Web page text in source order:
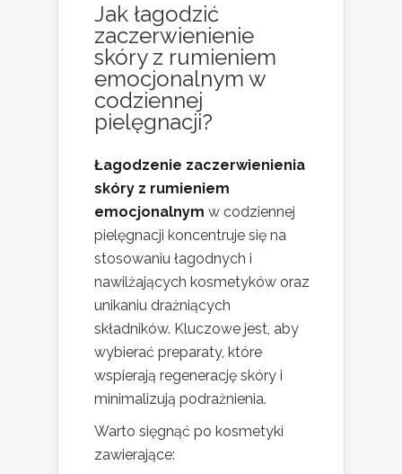
Jak łagodzić
zaczerwienienie
skóry z rumieniem
emocjonalnym w
codziennej
pielęgnacji?
Łagodzenie zaczerwienienia
skóry z rumieniem
emocjonalnym w codziennej
pielęgnacji koncentruje się na
stosowaniu łagodnych i
nawilżających kosmetyków oraz
unikaniu drażniących
składników. Kluczowe jest, aby
wybierać preparaty, które
wspierają regenerację skóry i
minimalizują podrażnienia.
Warto sięgnąć po kosmetyki
zawierające: